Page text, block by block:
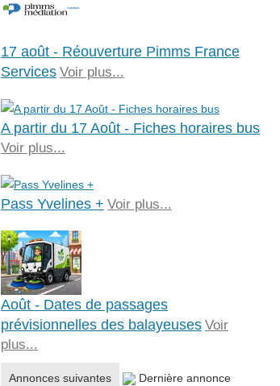
17 août - Réouverture Pimms France
Services Voir plus...
A partir du 17 Août - Fiches horaires bus
Voir plus...
Pass Yvelines + Voir plus...
Août - Dates de passages
prévisionnelles des balayeuses Voir
plus...
Annonces suivantes Dernière annonce